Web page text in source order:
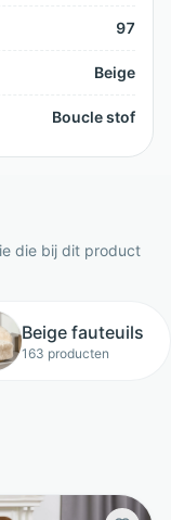
97
Beige
Boucle stof
die bij dit product
Beige fauteuils
163 producten